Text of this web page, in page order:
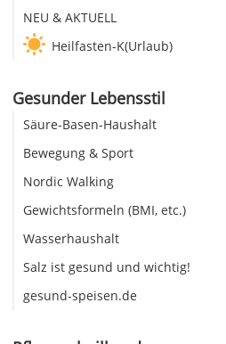
NEU & AKTUELL
Heilfasten-K(Urlaub)
Gesunder Lebensstil
Säure-Basen-Haushalt
Bewegung & Sport
Nordic Walking
Gewichtsformeln (BMI, etc.)
Wasserhaushalt
Salz ist gesund und wichtig!
gesund-speisen.de